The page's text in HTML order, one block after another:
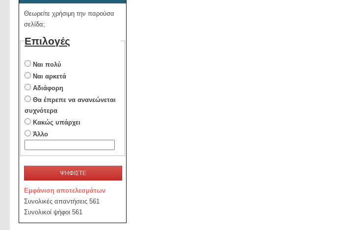
Θεωρείτε χρήσιμη την παρούσα
σελίδα;
Επιλογές
Ναι πολύ
Ναι αρκετά
Αδιάφορη
Θα έπρεπε να ανανεώνεται
συχνότερα
Κακώς υπάρχει
Άλλο
ΨΗΦΙΣΤΕ
Εμφάνιση αποτελεσμάτων
Συνολικές απαντήσεις 561
Συνολικοί ψήφοι 561